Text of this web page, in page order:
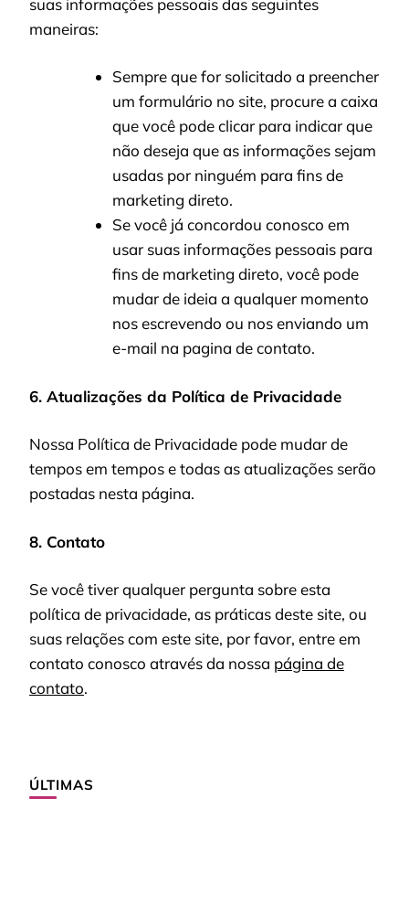
maneiras:
Sempre que for solicitado a preencher
um formulário no site, procure a caixa
que você pode clicar para indicar que
não deseja que as informações sejam
usadas por ninguém para fins de
marketing direto.
Se você já concordou conosco em
usar suas informações pessoais para
fins de marketing direto, você pode
mudar de ideia a qualquer momento
nos escrevendo ou nos enviando um
e-mail na pagina de contato.
6. Atualizações da Política de Privacidade
Nossa Política de Privacidade pode mudar de
tempos em tempos e todas as atualizações serão
postadas nesta página.
8. Contato
Se você tiver qualquer pergunta sobre esta
política de privacidade, as práticas deste site, ou
suas relações com este site, por favor, entre em
contato conosco através da nossa página de
contato.
ÚLTIMAS